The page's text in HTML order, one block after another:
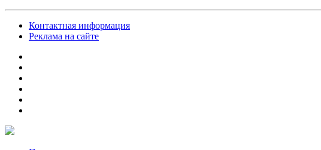
Контактная информация
Реклама на сайте